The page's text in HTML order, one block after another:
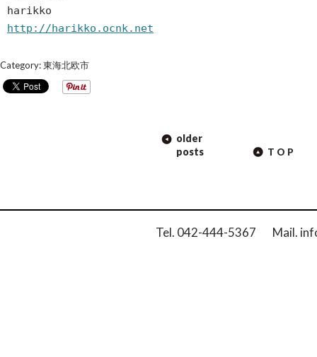
harikko
http://harikko.ocnk.net
Category:東海北欧市
older
posts
TOP
Tel. 042-444-5367 Mail.